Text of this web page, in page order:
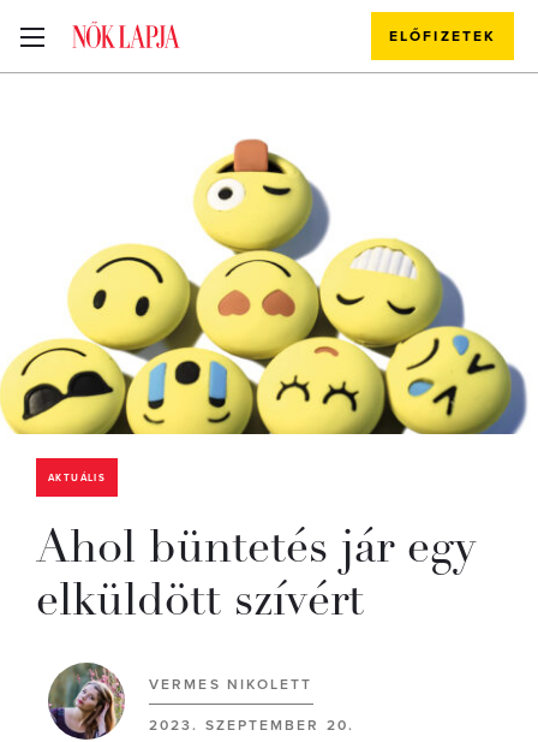
ELŐFIZETEK
AKTUÁLIS
Ahol büntetés jár egy
elküldött szívért
VERMES NIKOLETT
2023. SZEPTEMBER 20.